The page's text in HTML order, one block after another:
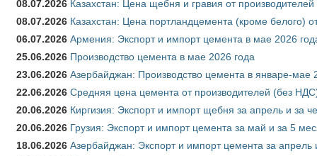
08.07.2026 Казахстан: Цена щебня и гравия от
08.07.2026 Казахстан: Цена портландцемента (кроме белого)
06.07.2026 Армения: Экспорт и импорт цемента в мае 2026
25.06.2026 Производство цемента в мае 2026 года
23.06.2026 Азербайджан: Производство цемента в январе-мае
22.06.2026 Средняя цена цемента от производителей (без
20.06.2026 Киргизия: Экспорт и импорт щебня за апрель и за
20.06.2026 Грузия: Экспорт и импорт цемента за май и за 5
18.06.2026 Азербайджан: Экспорт и импорт цемента за